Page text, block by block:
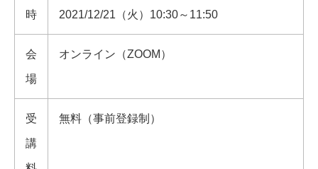
時 2021/12/21（火）10:30～11:50
会
場
オンライン（ZOOM）
受
講
無料（事前登録制）